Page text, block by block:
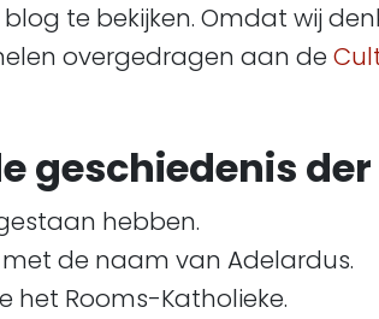
te bekijken. Omdat wij
overgedragen aan de
geschiedenis
hebben.
met de naam van Adelardus.
het Rooms-Katholieke.